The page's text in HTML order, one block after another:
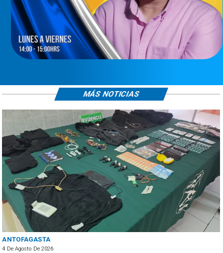
ANTOFAGASTA
4 De Agosto De 2026
MÁS NOTICIAS